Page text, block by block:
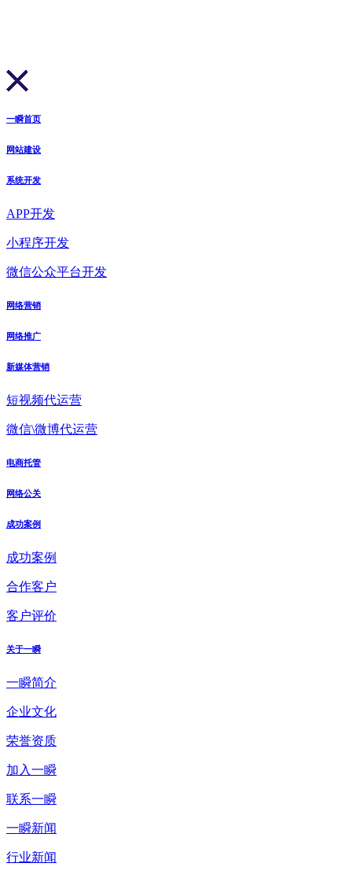
一瞬首页
网站建设
系统开发
APP开发
小程序开发
微信公众平台开发
网络营销
网络推广
新媒体营销
短视频代运营
微信\微博代运营
电商托管
网络公关
成功案例
成功案例
合作客户
客户评价
关于一瞬
一瞬简介
企业文化
荣誉资质
加入一瞬
联系一瞬
一瞬新闻
行业新闻